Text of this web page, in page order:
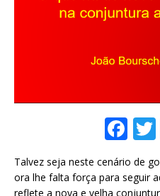
F
a
c
Talvez seja neste cenário de
ora lhe falta força para seguir
reflete a nova e velha